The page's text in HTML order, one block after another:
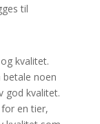
til
kvalitet.
betale noen
god kvalitet.
en tier,